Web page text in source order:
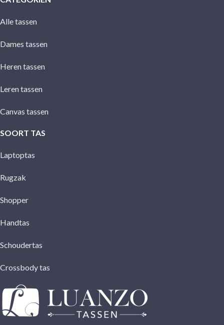
Alle tassen
Dames tassen
Heren tassen
Leren tassen
Canvas tassen
SOORT TAS
Laptoptas
Rugzak
Shopper
Handtas
Schoudertas
Crossbody tas